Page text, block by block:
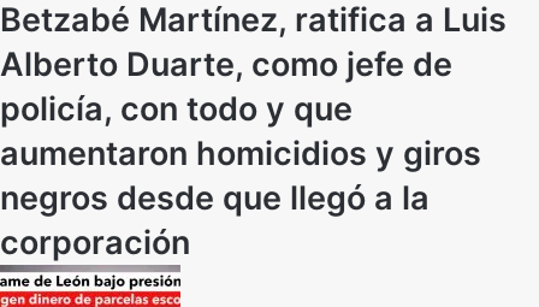
Betzabé Martínez, ratifica a Luis
Alberto Duarte, como jefe de
policía, con todo y que
aumentaron homicidios y giros
negros desde que llegó a la
corporación